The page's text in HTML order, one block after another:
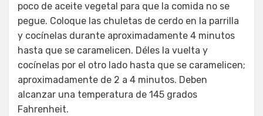
poco de aceite vegetal para que la comida no se
pegue. Coloque las chuletas de cerdo en la parrilla
y cocínelas durante aproximadamente 4 minutos
hasta que se caramelicen. Déles la vuelta y
cocínelas por el otro lado hasta que se caramelicen;
aproximadamente de 2 a 4 minutos. Deben
alcanzar una temperatura de 145 grados
Fahrenheit.